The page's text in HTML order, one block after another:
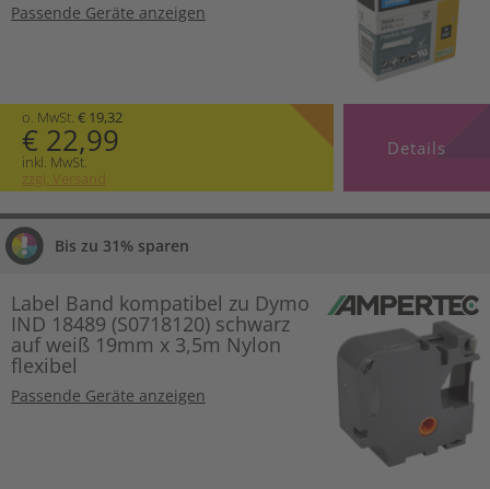
Passende Geräte anzeigen
o. MwSt. € 19,32
€ 22,99
inkl. MwSt.
zzgl. Versand
Details
Bis zu 31% sparen
Label Band kompatibel zu Dymo
IND 18489 (S0718120) schwarz
auf weiß 19mm x 3,5m Nylon
flexibel
Passende Geräte anzeigen